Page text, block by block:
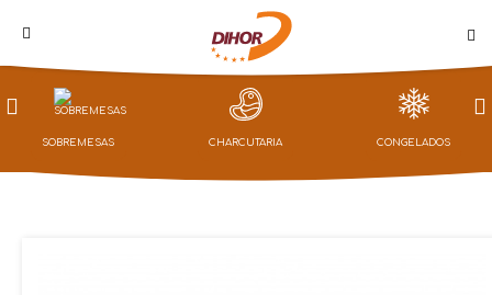
PROMOÇÕES
LOJA
SOBREMESAS CHARCUTARIA CONGELADOS